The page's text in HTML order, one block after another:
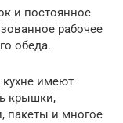
и постоянное
рабочее
обеда.
имеют
крышки,
пакеты и многое